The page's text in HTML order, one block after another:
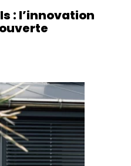
: l’innovation